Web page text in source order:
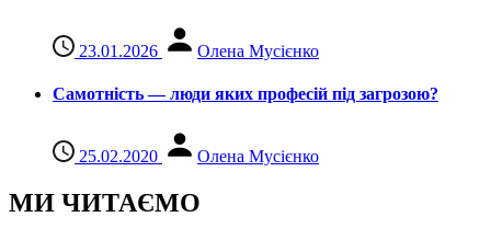
23.01.2026 Олена Мусієнко
Самотність — люди яких професій під загрозою?
25.02.2020 Олена Мусієнко
МИ ЧИТАЄМО